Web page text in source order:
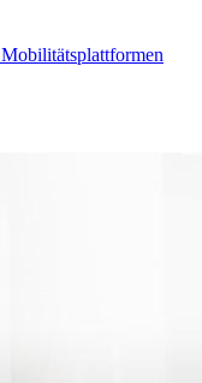
Mobilitätsplattformen